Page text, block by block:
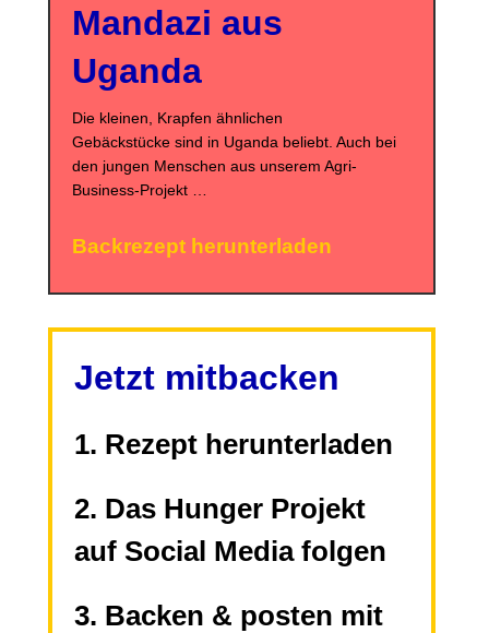
Mandazi aus
Uganda
Die kleinen, Krapfen ähnlichen
Gebäckstücke sind in Uganda beliebt. Auch bei
den jungen Menschen aus unserem Agri-
Business-Projekt …
Backrezept herunterladen
Jetzt mitbacken
Rezept herunterladen
Das Hunger Projekt
auf Social Media folgen
Backen & posten mit